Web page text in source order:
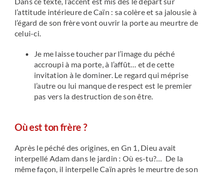
l’attitude intérieure de Caïn : sa colère et sa jalousie à
l’égard de son frère vont ouvrir la porte au meurtre de
celui-ci.
Je me laisse toucher par l’image du péché
accroupi à ma porte, à l’affût… et de cette
invitation à le dominer. Le regard qui méprise
l’autre ou lui manque de respect est le premier
pas vers la destruction de son être.
Où est ton frère ?
Après le péché des origines, en Gn 1, Dieu avait
interpellé Adam dans le jardin : Où es-tu?… De la
même façon, il interpelle Caïn après le meurtre de son